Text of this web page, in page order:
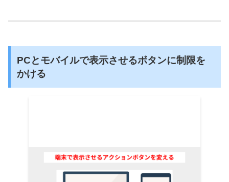
PCとモバイルで表示させるボタンに制限を
かける